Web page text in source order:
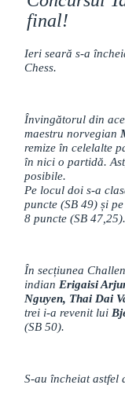
final!
Ieri seară s-a
Chess.
Învingătorul din
maestru norvegian
remize în celelalte
în nici o partidă.
posibile.
Pe locul doi s-a
puncte (SB 49) și
8 puncte (SB 47,25).
În secțiunea
indian Erigaisi
Nguyen, Thai Dai
trei i-a revenit lui
(SB 50).
S-au încheiat astfel